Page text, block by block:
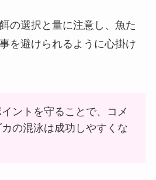
の選択と量に注意し、魚た
を避けられるように心掛け
ントを守ることで、コメ
の混泳は成功しやすくな